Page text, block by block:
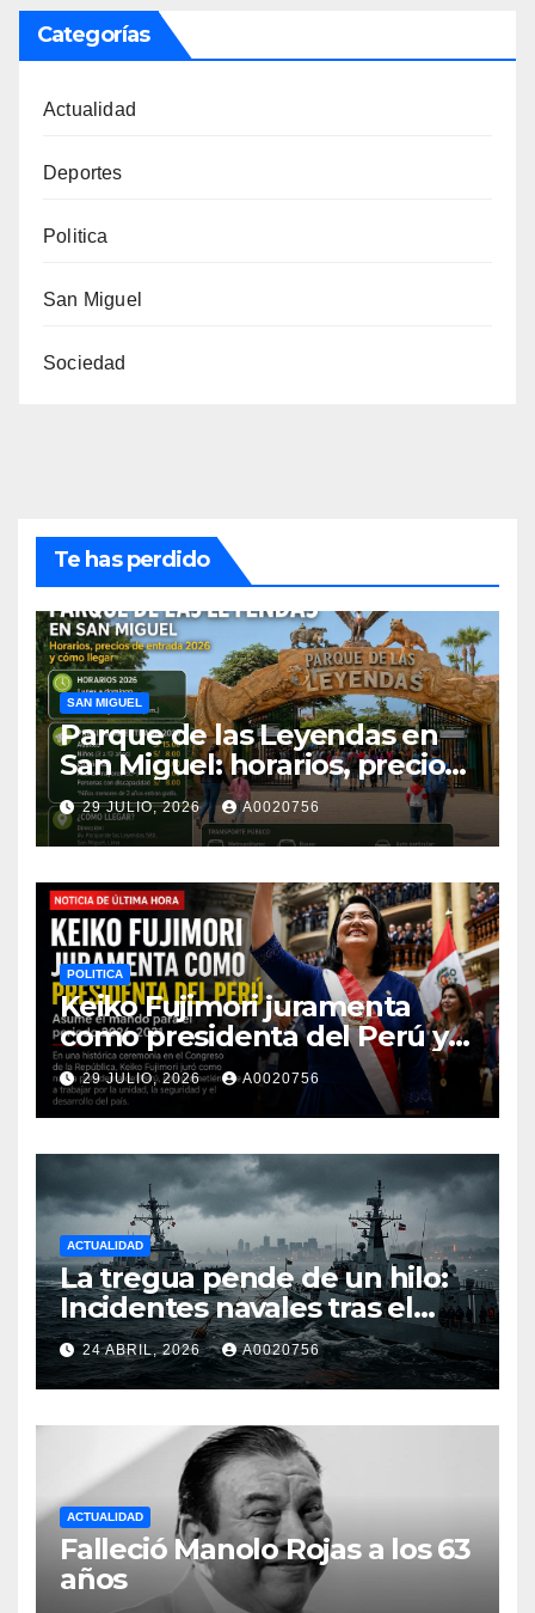
Categorías
Actualidad
Deportes
Politica
San Miguel
Sociedad
Te has perdido
SAN MIGUEL
Parque de las Leyendas en
San Miguel: horarios, precios
de entrada 2026 y cómo
llegar
29 JULIO, 2026 A0020756
POLITICA
Keiko Fujimori juramenta
como presidenta del Perú y
asume el mando para el
periodo 2026-2031
29 JULIO, 2026 A0020756
ACTUALIDAD
La tregua pende de un hilo:
Incidentes navales tras el
fracaso de los diálogos en
Islamabad
24 ABRIL, 2026 A0020756
ACTUALIDAD
Falleció Manolo Rojas a los 63
años